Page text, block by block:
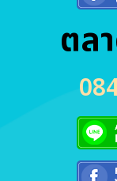
ตล